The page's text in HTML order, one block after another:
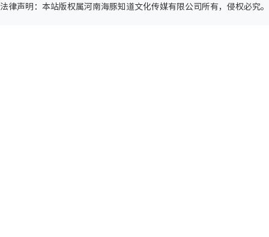
法律声明 ：本站版权属河南海豚知道文化传媒有限公司所有，侵权必究。